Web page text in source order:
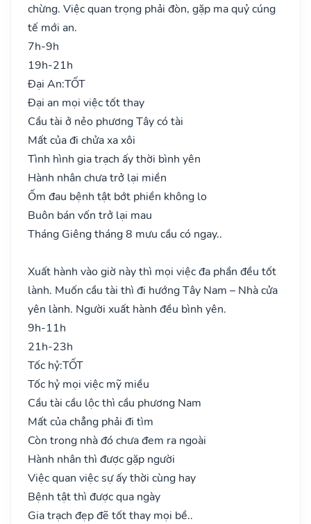
chừng. Việc quan trọng phải đòn, gặp ma quỷ cúng
tế mới an.
7h-9h
19h-21h
Đại An:TỐT
Đại an mọi việc tốt thay
Cầu tài ở nẻo phương Tây có tài
Mất của đi chửa xa xôi
Tình hình gia trạch ấy thời bình yên
Hành nhân chưa trở lại miền
Ốm đau bệnh tật bớt phiền không lo
Buôn bán vốn trở lại mau
Tháng Giêng tháng 8 mưu cầu có ngay..
Xuất hành vào giờ này thì mọi việc đa phần đều tốt
lành. Muốn cầu tài thì đi hướng Tây Nam – Nhà cửa
yên lành. Người xuất hành đều bình yên.
9h-11h
21h-23h
Tốc hỷ:TỐT
Tốc hỷ mọi việc mỹ miều
Cầu tài cầu lộc thì cầu phương Nam
Mất của chẳng phải đi tìm
Còn trong nhà đó chưa đem ra ngoài
Hành nhân thì được gặp người
Việc quan việc sự ấy thời cùng hay
Bệnh tật thì được qua ngày
Gia trạch đẹp đẽ tốt thay mọi bề..